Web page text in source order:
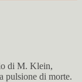
di M. Klein,
pulsione di morte.